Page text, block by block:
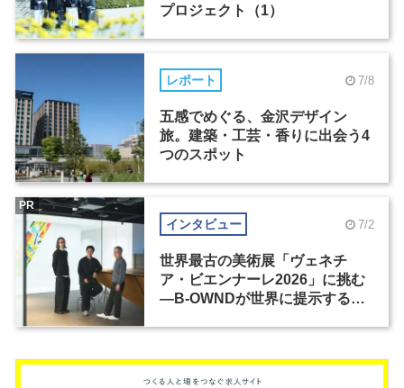
プロジェクト（1）
レポート 7/8
五感でめぐる、金沢デザイン
旅。建築・工芸・香りに出会う4
つのスポット
インタビュー 7/2
世界最古の美術展「ヴェネチ
ア・ビエンナーレ2026」に挑む
―B-OWNDが世界に提示する美
PR